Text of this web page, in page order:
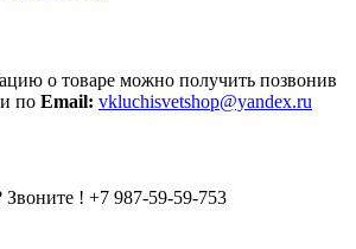
о товаре можно получить позвонив
по Email: vkluchisvetshop@yandex.ru
Звоните ! +7 987-59-59-753